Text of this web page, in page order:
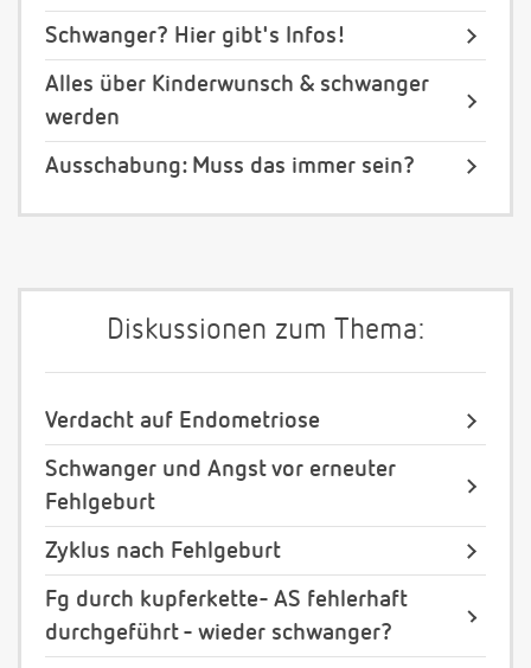
Schwanger? Hier gibt's Infos!
Alles über Kinderwunsch & schwanger
werden
Ausschabung: Muss das immer sein?
Diskussionen zum Thema:
Verdacht auf Endometriose
Schwanger und Angst vor erneuter
Fehlgeburt
Zyklus nach Fehlgeburt
Fg durch kupferkette- AS fehlerhaft
durchgeführt - wieder schwanger?